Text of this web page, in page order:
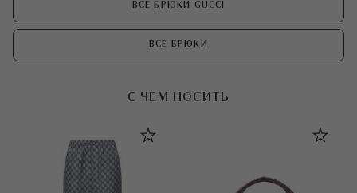
ВСЕ БРЮКИ GUCCI
ВСЕ БРЮКИ
С ЧЕМ НОСИТЬ